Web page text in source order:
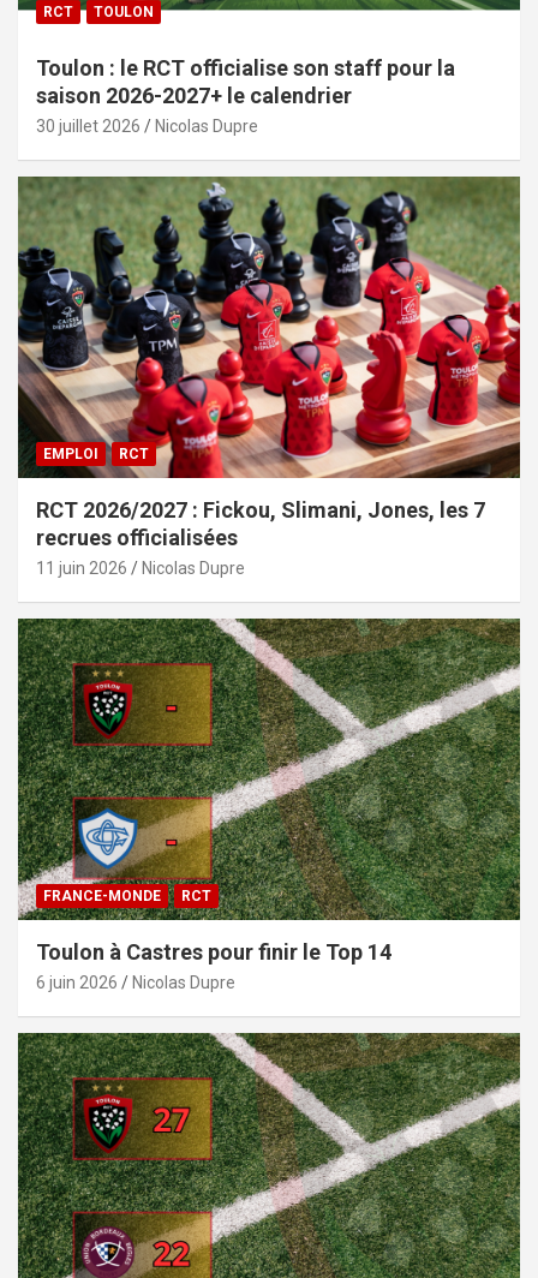
RCT TOULON
Toulon : le RCT officialise son staff pour la
saison 2026-2027+ le calendrier
30 juillet 2026 Nicolas Dupre
EMPLOI RCT
RCT 2026/2027 : Fickou, Slimani, Jones, les 7
recrues officialisées
11 juin 2026 Nicolas Dupre
FRANCE-MONDE RCT
Toulon à Castres pour finir le Top 14
6 juin 2026 Nicolas Dupre